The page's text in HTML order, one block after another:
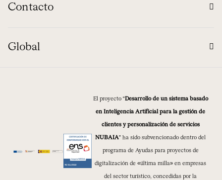
Contacto
Global
El proyecto “Desarrollo de un sistema basado
en Inteligencia Artificial para la gestión de
clientes y personalización de servicios
NUBAIA” ha sido subvencionado dentro del
programa de Ayudas para proyectos de
digitalización de «última milla» en empresas
del sector turístico, concedidas por la